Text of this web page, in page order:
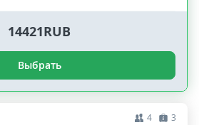
14421RUB
Выбрать
4 3